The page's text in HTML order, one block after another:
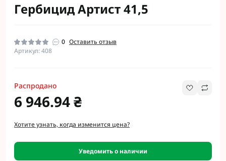
Гербицид Артист 41,5
0 Оставить отзыв
Артикул: 408
Распродано
6 946.94 ₴
Хотите узнать, когда изменится цена?
Уведомить о наличии